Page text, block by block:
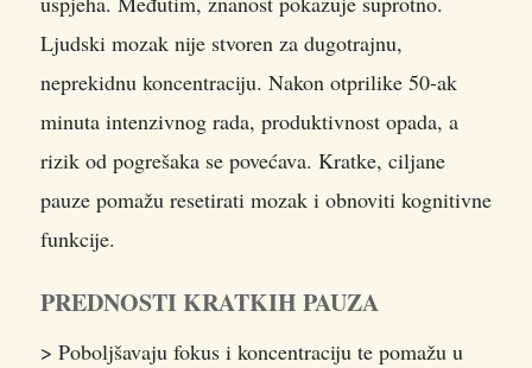
Ljudski mozak nije stvoren za dugotrajnu,
neprekidnu koncentraciju. Nakon otprilike 50-ak
minuta intenzivnog rada, produktivnost opada, a
rizik od pogrešaka se povećava. Kratke, ciljane
pauze pomažu resetirati mozak i obnoviti kognitivne
funkcije.
PREDNOSTI KRATKIH PAUZA
> Poboljšavaju fokus i koncentraciju te pomažu u